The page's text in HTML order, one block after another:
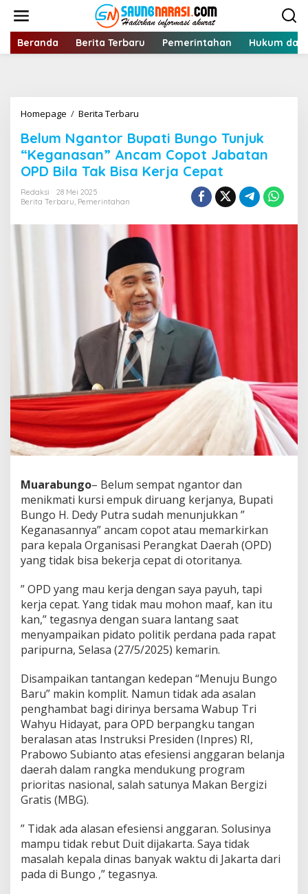
konten
Beranda Berita Terbaru Pemerintahan Hukum
Homepage / Berita Terbaru
Bupati
Bungo
Tunjuk
"Keganasan"
OPD
Bila
Tak
Bisa
Kerja
Cepat
Belum Ngantor Bupati Bungo Tunjuk
“Keganasan” Ancam Copot Jabatan
OPD Bila Tak Bisa Kerja Cepat
Redaksi
28 Mei 2025
Berita Terbaru, Pemerintahan
Muarabungo– Belum sempat ngantor dan
menikmati kursi empuk diruang kerjanya, Bupati
Bungo H. Dedy Putra sudah menunjukkan ”
Keganasannya” ancam copot atau memarkirkan
para kepala Organisasi Perangkat Daerah (OPD)
yang tidak bisa bekerja cepat di otoritanya.
” OPD yang mau kerja dengan saya payuh, tapi
kerja cepat. Yang tidak mau mohon maaf, kan itu
kan,” tegasnya dengan suara lantang saat
menyampaikan pidato politik perdana pada rapat
paripurna, Selasa (27/5/2025) kemarin.
Disampaikan tantangan kedepan “Menuju Bungo
Baru” makin komplit. Namun tidak ada asalan
penghambat bagi dirinya bersama Wabup Tri
Wahyu Hidayat, para OPD berpangku tangan
beralasan atas Instruksi Presiden (Inpres) RI,
Prabowo Subianto atas efesiensi anggaran belanja
daerah dalam rangka mendukung program
prioritas nasional, salah satunya Makan Bergizi
Gratis (MBG).
” Tidak ada alasan efesiensi anggaran. Solusinya
mampu tidak rebut Duit dijakarta. Saya tidak
masalah kepala dinas banyak waktu di Jakarta dari
pada di Bungo ,” tegasnya.